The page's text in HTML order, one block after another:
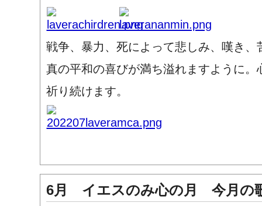
戦争、暴力、死によって悲しみ、嘆き、
真の平和の喜びが満ち溢れますように。
祈り続けます。
6月 イエスのみ心の月 今月の